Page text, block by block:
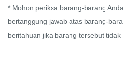
* Mohon periksa barang-barang
bertanggung jawab atas barang-
beritahuan jika barang tersebut tidak